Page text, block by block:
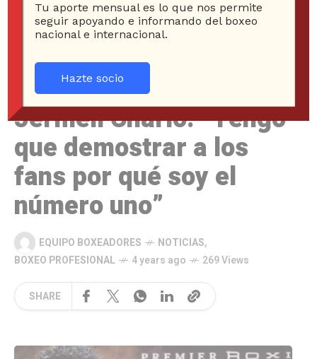
HOME
NOTICIAS
JERMELL CHARLO: “TENGO QUE DEMOSTRAR A LOS
FANS POR QUÉ SOY EL NÚMERO UNO”
Jermell Charlo: “Tengo
que demostrar a los
fans por qué soy el
número uno”
EQUIPO BOXEADORES NOTICIAS,
BOXEO PROFESIONAL
4 years ago 269 Views
SHARE
Tu aporte mensual es lo que nos permite
seguir apoyando e informando del boxeo
nacional e internacional.
Hazte socio